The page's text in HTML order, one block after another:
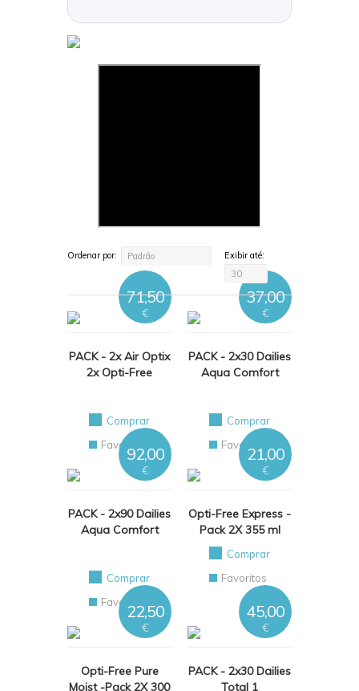
Ordenar por: Padrão
Exibir até:
30
PACK - 2x Air Optix
2x Opti-Free
71,50
€
Comprar
Favoritos
PACK - 2x30 Dailies
Aqua Comfort
37,00
€
Comprar
Favoritos
PACK - 2x90 Dailies
Aqua Comfort
92,00
€
Comprar
Favoritos
Opti-Free Express -
Pack 2X 355 ml
21,00
€
Comprar
Favoritos
Opti-Free Pure
Moist -Pack 2X 300
22,50
€
PACK - 2x30 Dailies
Total 1
45,00
€